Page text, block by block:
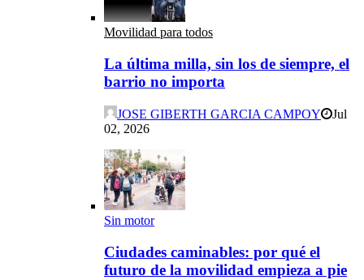
Movilidad para todos
La última milla, sin los de siempre, el
barrio no importa
JOSE GIBERTH GARCIA CAMPOY
Jul
02, 2026
Sin motor
Ciudades caminables: por qué el
futuro de la movilidad empieza a pie